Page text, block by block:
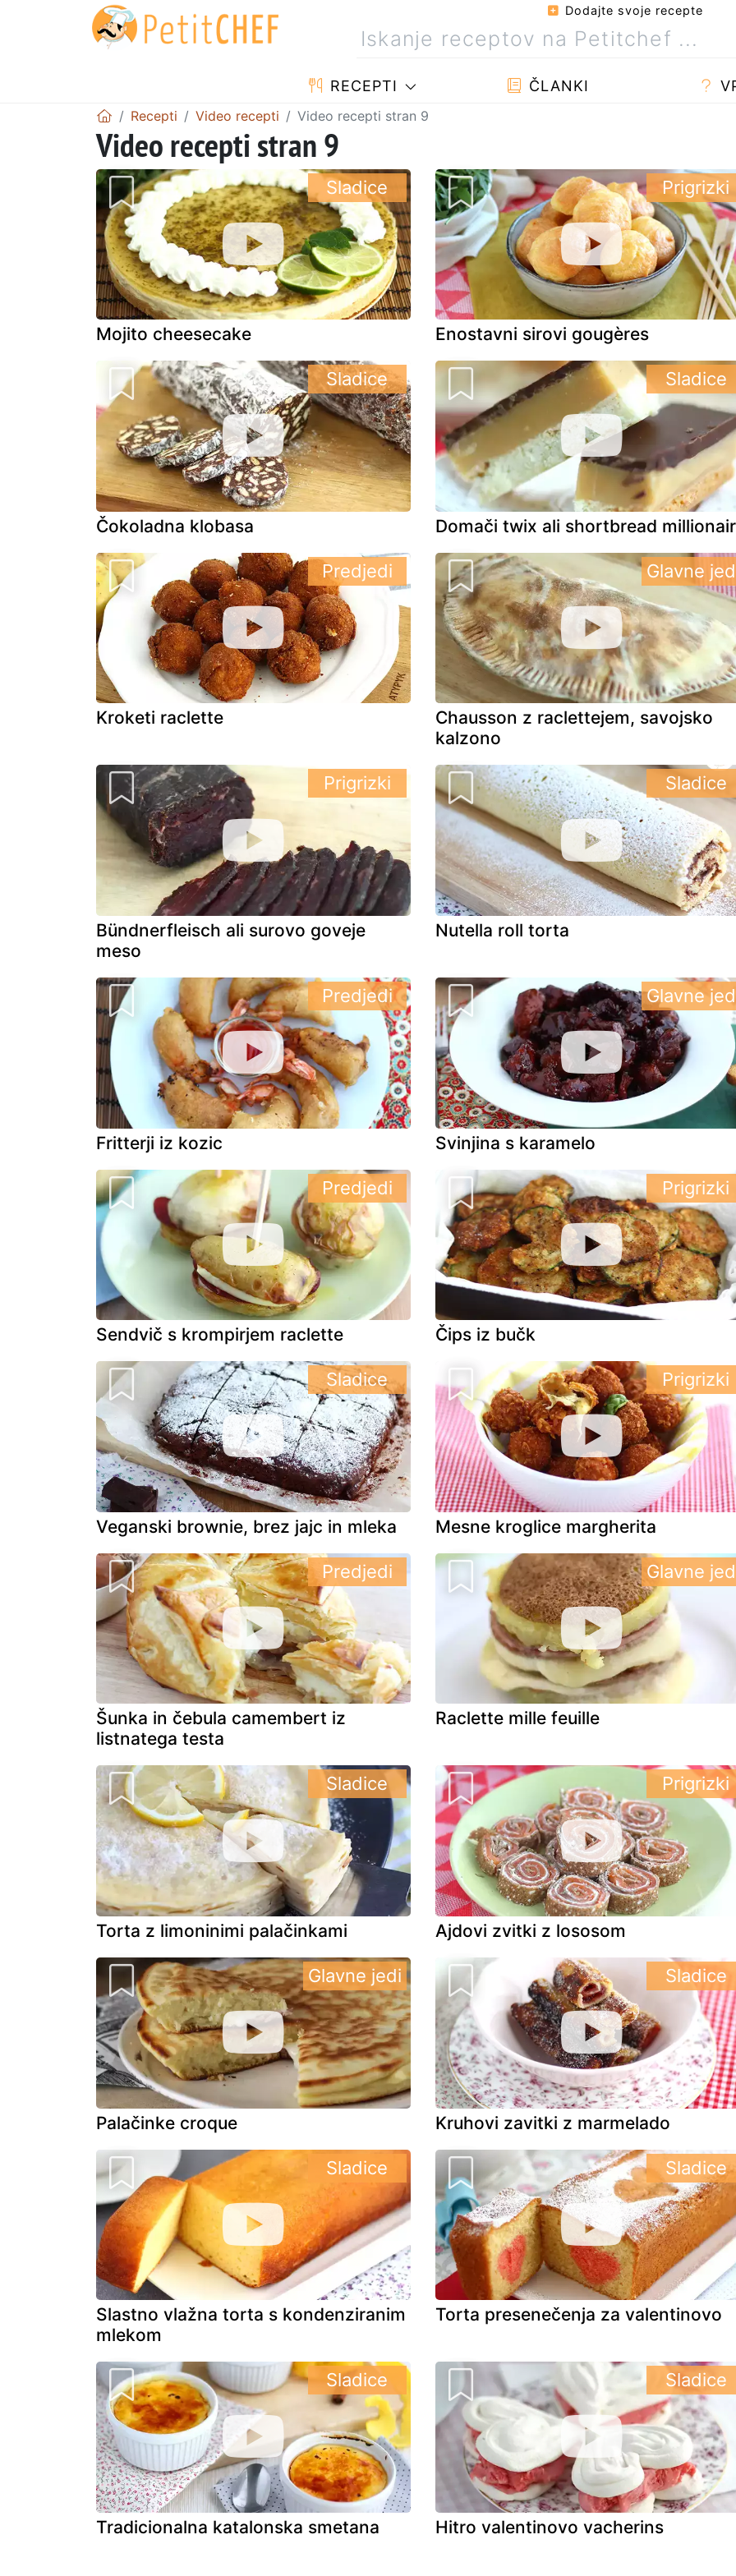
Dodajte svoje recepte
RECEPTI ČLANKI
Recepti Video recepti Video recepti stran 9
Video recepti stran 9
Mojito cheesecake
Sladice
Enostavni sirovi gougères
Prigrizki
Čokoladna klobasa
Sladice
Domači twix ali shortbread
Sladice
Kroketi raclette
Predjedi
Chausson z raclettejem, savojsko
kalzono
Glavne
Bündnerfleisch ali surovo goveje
meso
Prigrizki
Nutella roll torta
Sladice
Fritterji iz kozic
Predjedi
Svinjina s karamelo
Glavne
Sendvič s krompirjem raclette
Predjedi
Čips iz bučk
Prigrizki
Veganski brownie, brez jajc in mleka
Sladice
Mesne kroglice margherita
Prigrizki
Šunka in čebula camembert iz
listnatega testa
Predjedi
Raclette mille feuille
Glavne
Torta z limoninimi palačinkami
Sladice
Ajdovi zvitki z lososom
Prigrizki
Palačinke croque
Glavne jedi
Kruhovi zavitki z marmelado
Sladice
Slastno vlažna torta s kondenziranim
mlekom
Sladice
Torta presenečenja za valentinovo
Sladice
Tradicionalna katalonska smetana
Sladice
Hitro valentinovo vacherins
Sladice